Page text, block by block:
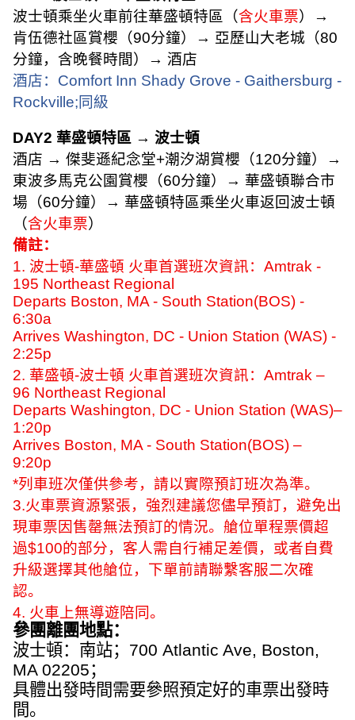
波士頓乘坐火車前往華盛頓特區（含火車票）
→
肯伍德社區賞櫻（90分鐘） → 亞歷山大老城（80
分鐘，含晚餐時間）
→ 酒店
酒店： Comfort Inn Shady Grove - Gaithersburg -
Rockville;同級
DAY2 華盛頓特區 → 波士頓
酒店 → 傑斐遜紀念堂+潮汐湖賞櫻（120分鐘）
→
東波多馬克公園賞櫻（60分鐘） → 華盛頓聯合市
場（60分鐘） → 華盛頓特區乘坐火車返回波士頓
（含火車票）
備註：
1. 波士頓-華盛頓 火車首選班次資訊： Amtrak -
195 Northeast Regional
Departs Boston, MA - South Station(BOS) -
6:30a
Arrives Washington, DC - Union Station (WAS) -
2:25p
2. 華盛頓-波士頓 火車首選班次資訊： Amtrak –
96 Northeast Regional
Departs Washington, DC - Union Station (WAS)–
1:20p
Arrives Boston, MA - South Station(BOS) –
9:20p
*列車班次僅供參考，請以實際預訂班次為準。
3.火車票資源緊張，強烈建議您儘早預訂，避免出
現車票因售罄無法預訂的情況。艙位單程票價超
過$100的部分，客人需自行補足差價，或者自費
升級選擇其他艙位，下單前請聯繫客服二次確
認。
4. 火車上無導遊陪同。
參團離團地點：
波士頓：南站； 700 Atlantic Ave, Boston,
MA 02205；
具體出發時間需要參照預定好的車票出發時
間。